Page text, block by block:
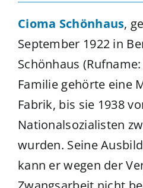
Cioma Schönhaus,
September 1922 in
Schönhaus
Familie gehörte eine
Fabrik, bis sie 1938
Nationalsozialisten
wurden. Seine
kann er wegen der